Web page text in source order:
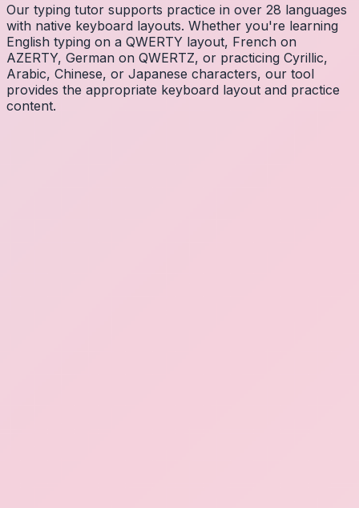
Our typing tutor supports practice in over 28 languages
with native keyboard layouts. Whether you're learning
English typing on a QWERTY layout, French on
AZERTY, German on QWERTZ, or practicing Cyrillic,
Arabic, Chinese, or Japanese characters, our tool
provides the appropriate keyboard layout and practice
content.